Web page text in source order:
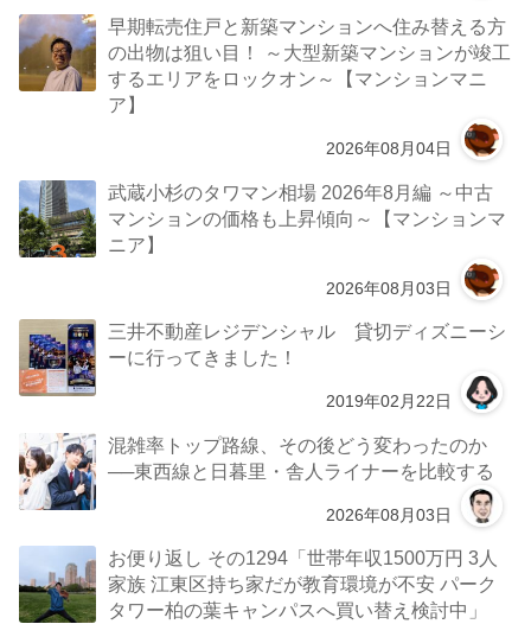
早期転売住戸と新築マンションへ住み替える方
の出物は狙い目！ ～大型新築マンションが竣工
するエリアをロックオン～【マンションマニ
ア】
2026年08月04日
武蔵小杉のタワマン相場 2026年8月編 ～中古
マンションの価格も上昇傾向～【マンションマ
ニア】
2026年08月03日
三井不動産レジデンシャル 貸切ディズニーシ
ーに行ってきました！
2019年02月22日
混雑率トップ路線、その後どう変わったのか
──東西線と日暮里・舎人ライナーを比較する
2026年08月03日
お便り返し その1294「世帯年収1500万円 3人
家族 江東区持ち家だが教育環境が不安 パーク
タワー柏の葉キャンパスへ買い替え検討中」